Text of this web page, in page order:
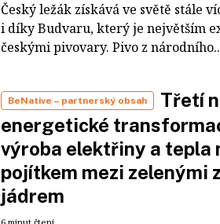
Český ležák získává ve světě stále
i díky Budvaru, který je největším
českými pivovary. Pivo z
BeNative – partnerský obsah
Třetí
energetické
výroba elektřiny a tepla
pojítkem mezi zelenými
jádrem